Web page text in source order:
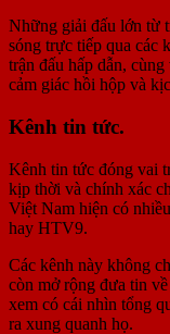
Những giải đấu lớn từ
sóng trực tiếp qua các
trận đấu hấp dẫn,
cảm giác hồi hộp và
Kênh tin tức.
Kênh tin tức đóng vai
kịp thời và chính xác
Việt Nam hiện có
hay HTV9.
Các kênh này không
còn mở rộng đưa tin
xem có cái nhìn tổng
ra xung quanh họ.